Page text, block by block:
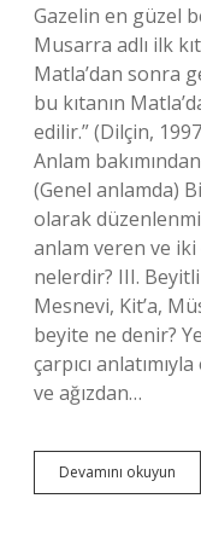
Gazelin en güzel
Musarra adlı ilk
Matla’dan sonra
bu kıtanın
edilir.” (Dilçin,
Anlam
(Genel anlamda)
olarak
anlam veren ve
nelerdir? III.
Mesnevi, Kit’a,
beyite ne denir?
çarpıcı
ve ağızdan…
Devamını okuyun